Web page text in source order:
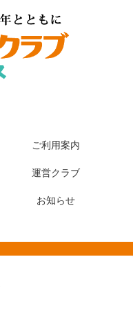
ご利用案内
運営クラブ
お知らせ